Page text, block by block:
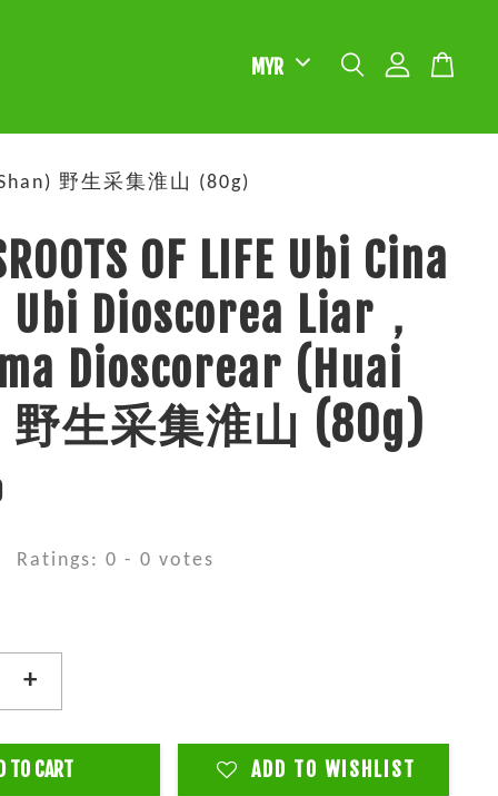
野生采集淮山 (80g)
OF LIFE Ubi Cina
Dioscorea Liar，
Dioscorear (Huai
野生采集淮山 (80g)
Ratings:0 -0 votes
+
TO CART ADD TO WISHLIST